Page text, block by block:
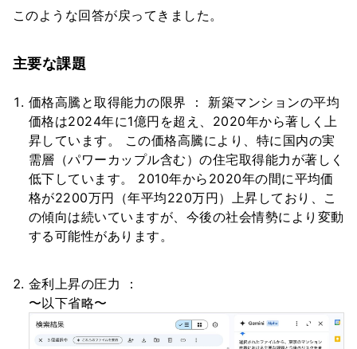
このような回答が戻ってきました。
主要な課題
価格高騰と取得能力の限界 ： 新築マンションの平均
価格は2024年に1億円を超え、2020年から著しく上
昇しています。 この価格高騰により、特に国内の実
需層（パワーカップル含む）の住宅取得能力が著しく
低下しています。 2010年から2020年の間に平均価
格が2200万円（年平均220万円）上昇しており、こ
の傾向は続いていますが、今後の社会情勢により変動
する可能性があります。
金利上昇の圧力 ：
〜以下省略〜